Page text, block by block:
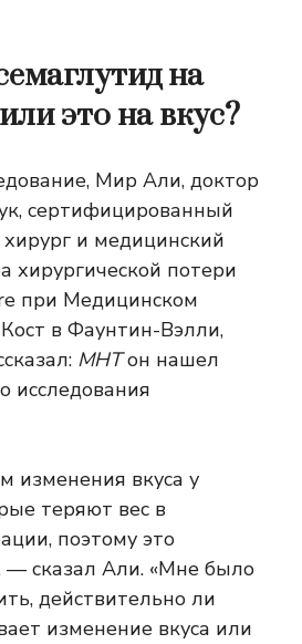
на
это на вкус?
Мир Али, доктор
сертифицированный
и медицинский
хирургической потери
при Медицинском
в Фаунтин-Вэлли,
МНТон нашел
исследования
изменения вкуса у
теряют вес в
поэтому это
— сказал Али. «Мне было
действительно ли
изменение вкуса или